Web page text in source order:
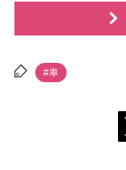
#車